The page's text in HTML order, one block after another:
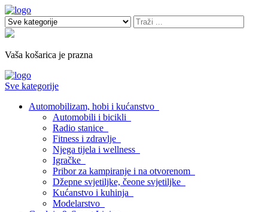
Vaša košarica je prazna
Sve kategorije
Automobilizam, hobi i kućanstvo
Automobili i bicikli
Radio stanice
Fitness i zdravlje
Njega tijela i wellness
Igračke
Pribor za kampiranje i na otvorenom
Džepne svjetiljke, čeone svjetiljke
Kućanstvo i kuhinja
Modelarstvo